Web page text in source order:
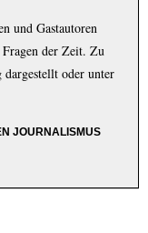
und Gastautoren
der Zeit. Zu
oder unter
JOURNALISMUS